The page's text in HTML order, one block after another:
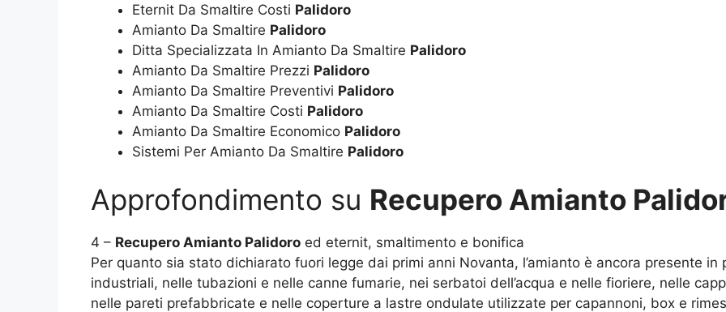
Eternit Da Smaltire Costi Palidoro
Amianto Da Smaltire Palidoro
Ditta Specializzata In Amianto Da Smaltire Palidoro
Amianto Da Smaltire Prezzi Palidoro
Amianto Da Smaltire Preventivi Palidoro
Amianto Da Smaltire Costi Palidoro
Amianto Da Smaltire Economico Palidoro
Sistemi Per Amianto Da Smaltire Palidoro
Approfondimento su Recupero Amianto
4 – Recupero Amianto Palidoro ed eternit, smaltimento e bonifica
Per quanto sia stato dichiarato fuori legge dai primi anni Novanta, l’amianto è ancora presente
industriali, nelle tubazioni e nelle canne fumarie, nei serbatoi dell’acqua e nelle fioriere, nelle
nelle pareti prefabbricate e nelle coperture a lastre ondulate utilizzate per capannoni, box e